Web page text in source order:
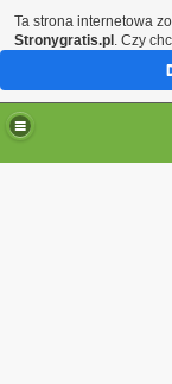
Ta strona internetowa
Stronygratis.pl . Czy